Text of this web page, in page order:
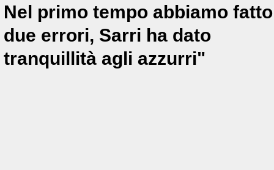
Nel primo tempo abbiamo fatto
due errori, Sarri ha dato
tranquillità agli azzurri"